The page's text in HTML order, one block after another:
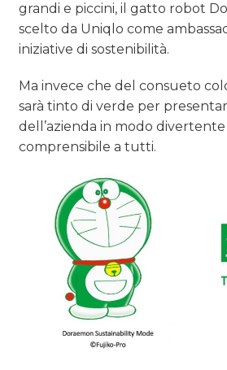
RICERCHE
NORMATIVE
CASE HISTORY
OPINIONI
grandi e piccini, il gatto robot
scelto da Uniqlo come
iniziative di sostenibilità.
Ma invece che del consueto
sarà tinto di verde per
dell’azienda in modo
comprensibile a tutti.